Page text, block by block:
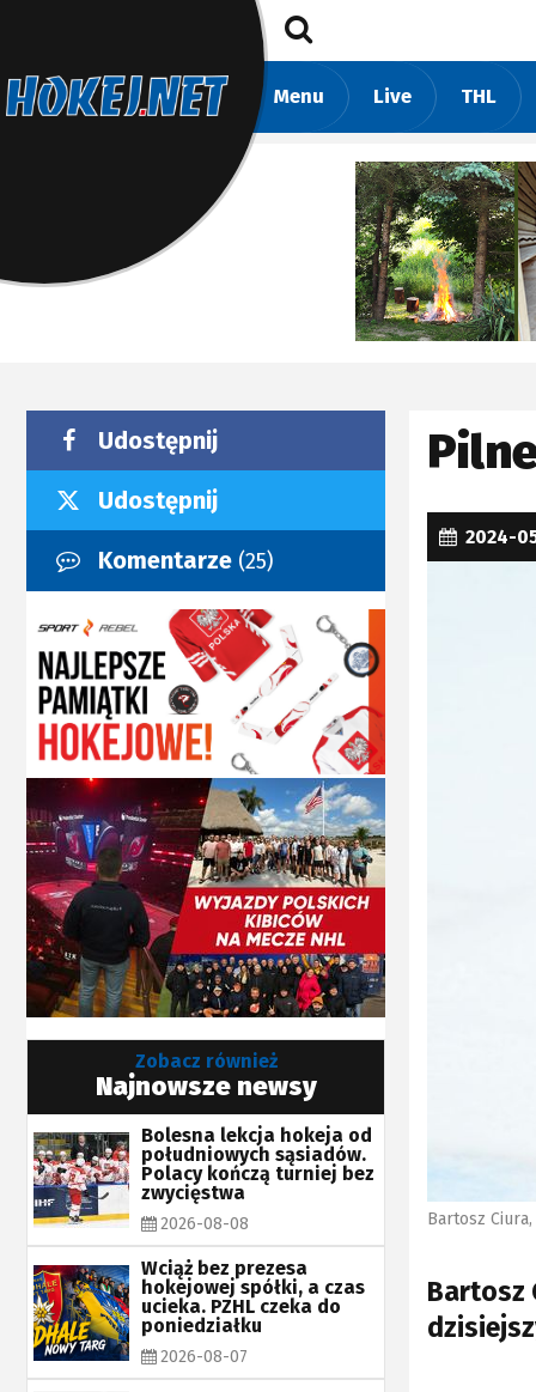
Menu Live THL
2024-
Bartosz
Bartosz
Udostępnij
Udostępnij
Komentarze (25)
Zobacz również
Najnowsze newsy
Bolesna lekcja hokeja od
południowych sąsiadów.
Polacy kończą turniej bez
zwycięstwa
2026-08-08
Wciąż bez prezesa
hokejowej spółki, a czas
ucieka. PZHL czeka do
poniedziałku
2026-08-07